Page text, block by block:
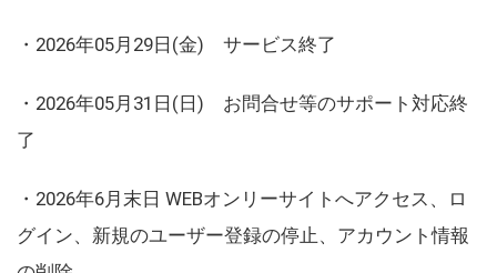
・2026年05月29日(金) サービス終了
・2026年05月31日(日) お問合せ等のサポート対応終
了
・2026年6月末日 WEBオンリーサイトへアクセス、ロ
グイン、新規のユーザー登録の停止、アカウント情報